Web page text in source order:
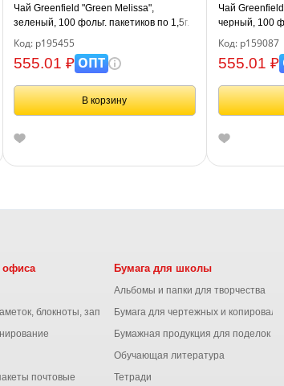
Чай Greenfield "Green Melissa",
зеленый, 100 фольг. пакетиков по 1,5г.
Код: р195455
555.01 ₽ОПТ
В корзину
Чай
черный, 100
Код: р159087
555.01 ₽
офиса
блокноты, записные книжки
почтовые
Бумага для школы
Альбомы и папки для творчества
Бумага для чертежных и
Бумажная продукция для поделок
Обучающая литература
Тетради